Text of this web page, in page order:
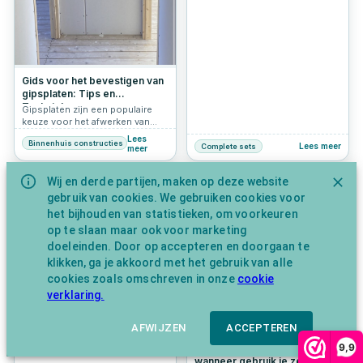
9,9
Wij en derde partijen, maken op deze website
gebruik van cookies. We gebruiken cookies voor
het bijhouden van statistieken, om voorkeuren
op te slaan maar ook voor marketing
doeleinden. Door op accepteren en doorgaan te
klikken, ga je akkoord met het gebruik van alle
cookies zoals omschreven in onze cookie
verklaring.
AFWIJZEN ACCEPTEREN
Gids voor het bevestigen van
gipsplaten: Tips en
Technieken
Gipsplaten zijn een populaire
keuze voor het afwerken van
binnenmuren en plafonds
vanwege hun veelzijdigheid en
eenvoudige installatie. Hier een
gipsplaten kunt bevestigen.
Binnenhuis constructies Lees
meer
gaat om een verjaardag,
Vaderdag, Kerst of gewoon een
bedankje, deze sets zijn het
Complete sets Lees meer
613 5.0
Wat is een dozenboor en
Wanneer je bezig bent met
Alles over glaslatschroeven: